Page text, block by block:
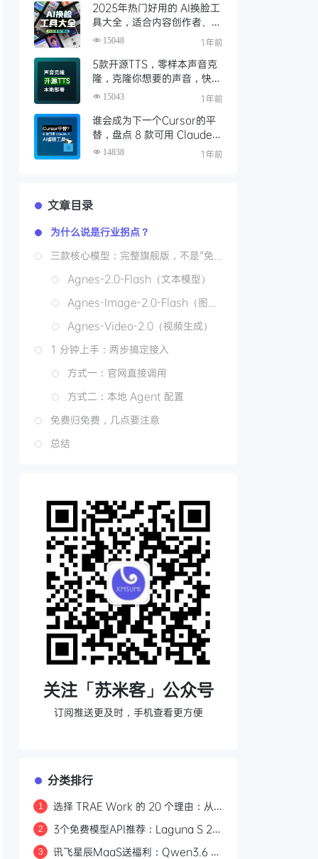
2025年热门好用的 AI换脸工
具大全，适合内容创作者、视
频剪辑师、特效制作、AI 爱
15048 1年前
5款开源TTS，零样本声音克
隆，克隆你想要的声音，快速
本地部署（含一键包下载）
15043 1年前
谁会成为下一个Cursor的平
替，盘点 8 款可用 Claude 4
的AI编程工具
14838 1年前
文章目录
为什么说是行业拐点？
Agnes-2.0-Flash（文本模型）
Agnes-Video-2.0（视频生成）
1 分钟上手：两步搞定接入
方式一：官网直接调用
方式二：本地 Agent 配置
免费归免费，几点要注意
总结
关注「苏米客」公众号
订阅推送更及时，手机查看更方便
分类排行
1
选择 TRAE Work 的 20 个理由：从
2
3个免费模型API推荐：Laguna S 2.1
3 讯飞星辰MaaS送福利：Qwen3.6 日